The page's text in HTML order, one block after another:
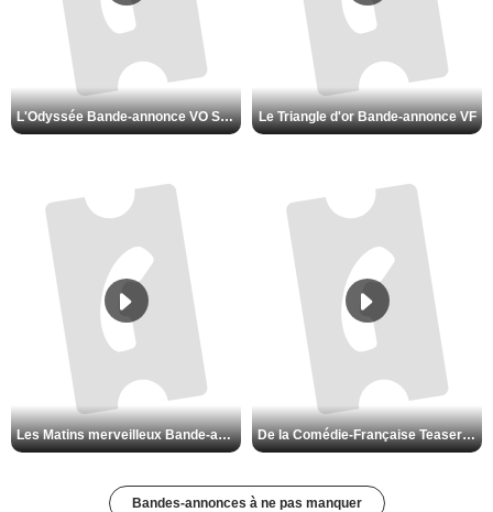
L'Odyssée Bande-annonce VO STFR Le Triangle d'or Bande-annonce VF
Les Matins merveilleux Bande-annonce VF De la Comédie-Française Teaser VF
Bandes-annonces à ne pas manquer